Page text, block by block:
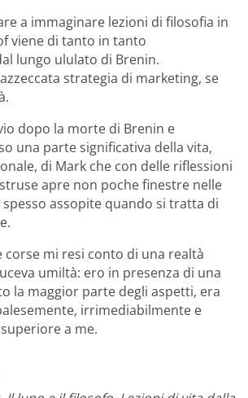
a immaginare lezioni di filosofia in
viene di tanto in tanto
lungo ululato di Brenin.
strategia di marketing, se
dopo la morte di Brenin e
una parte significativa della vita,
di Mark che con delle riflessioni
apre non poche finestre nelle
assopite quando si tratta di
mi resi conto di una realtà
umiltà: ero in presenza di una
la maggior parte degli aspetti, era
irrimediabilmente e
a me.